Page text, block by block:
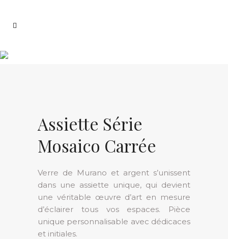
Assiette Série
Mosaico Carrée
Verre de Murano et argent s’unissent
dans une assiette unique, qui devient
une véritable œuvre d’art en mesure
d’éclairer tous vos espaces. Pièce
unique personnalisable avec dédicaces
et initiales.